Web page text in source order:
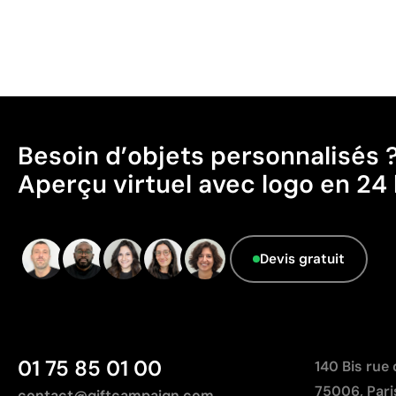
Besoin d’objets personnalisés
Aperçu virtuel avec logo en 24
Devis gratuit
01 75 85 01 00
140 Bis rue
75006,